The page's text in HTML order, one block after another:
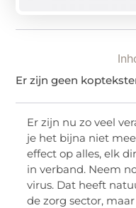
Er zijn geen
Er zijn nu zo veel
je het bijna niet
effect op alles, elk
in verband. Neem
virus. Dat heeft
de zorg sector,